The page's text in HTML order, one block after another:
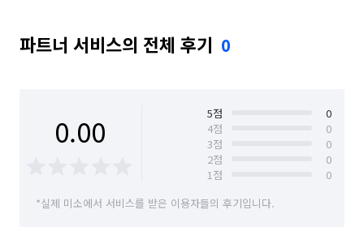
파트너 서비스의 전체 후기 0
0.00 5점
0
4점
0
3점
0
2점
0
1점
0
*실제 미소에서 서비스를 받은 이용자들의 후기입니다.